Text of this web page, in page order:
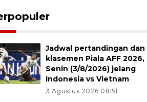
Jadwal pertandingan dan
klasemen Piala AFF 2026,
Senin (3/8/2026) jelang
Indonesia vs Vietnam
3 Agustus 2026 08:51